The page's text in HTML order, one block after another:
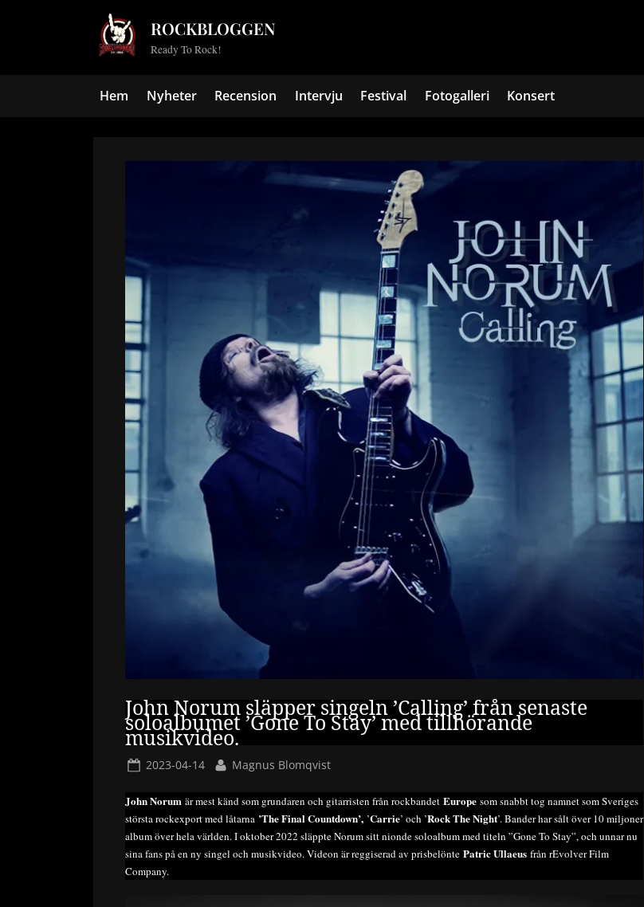
ROCKBLOGGEN
Ready To Rock!
Hem Nyheter Recension Intervju Festival Fotogalleri Konsert
John Norum släpper singeln ’Calling’ från senaste
soloalbumet ’Gone To Stay’ med tillhörande
musikvideo.
Posted
2023-04-14 By
Magnus Blomqvist
John Norum är mest känd som grundaren och gitarristen från rockbandet Europe som snabbt tog namnet som Sveriges
största rockexport med låtarna ’The Final Countdown’, ’Carrie’ och ’Rock The Night’. Bander har sålt över 10 miljoner
album över hela världen. I oktober 2022 släppte Norum sitt nionde soloalbum med titeln ”Gone To Stay”, och unnar nu
sina fans på en ny singel och musikvideo. Videon är reggiserad av prisbelönte Patric Ullaeus från rEvolver Film
Company.